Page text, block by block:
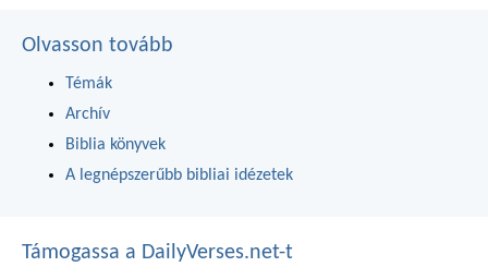
Olvasson tovább
Témák
Archív
Biblia könyvek
A legnépszerűbb bibliai idézetek
Támogassa a DailyVerses.net-t